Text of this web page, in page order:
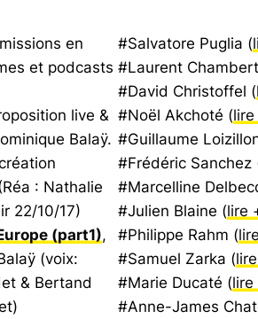
en
et podcasts
live &
Balaÿ.
: Nathalie
22/10/17)
(part1),
(voix:
& Bertand
#Salvatore Puglia (
#Laurent
#David Christoffel (
#Noël Akchoté (lire
#Guillaume
#Frédéric Sanchez
#Marcelline
#Julien Blaine (lire
#Philippe Rahm (
#Samuel Zarka (
#Marie Ducaté (lire
#Anne-James